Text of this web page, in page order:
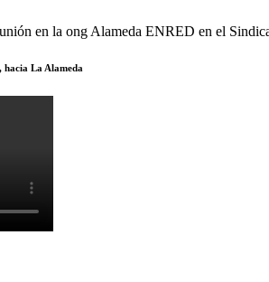
en la ong Alameda ENRED en el
hacia La Alameda